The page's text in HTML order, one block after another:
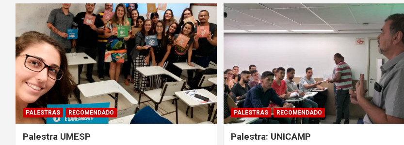
PALESTRAS RECOMENDADO
Palestra UMESP
PALESTRAS RECOMENDADO
Palestra: UNICAMP